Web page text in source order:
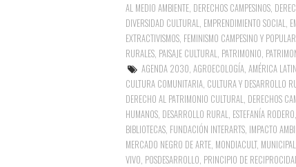
AL MEDIO AMBIENTE DERECHOS CAMPESINOS
DIVERSIDAD CULTURAL EMPRENDIMIENTO SOCIAL
EXTRACTIVISMOS FEMINISMO CAMPESINO Y POPULAR
RURALES PAISAJE CULTURAL PATRIMONIO
AGENDA 2030 ,AGROECOLOGÍA ,AMÉRICA
CULTURA COMUNITARIA CULTURA Y DESARROLLO
DERECHO AL PATRIMONIO CULTURAL DERECHOS
HUMANOS DESARROLLO RURAL ESTEFANÍA RODERO
BIBLIOTECAS FUNDACIÓN INTERARTS IMPACTO
MERCADO NEGRO DE ARTE MONDIACULT,
VIVO POSDESARROLLO PRINCIPIO DE